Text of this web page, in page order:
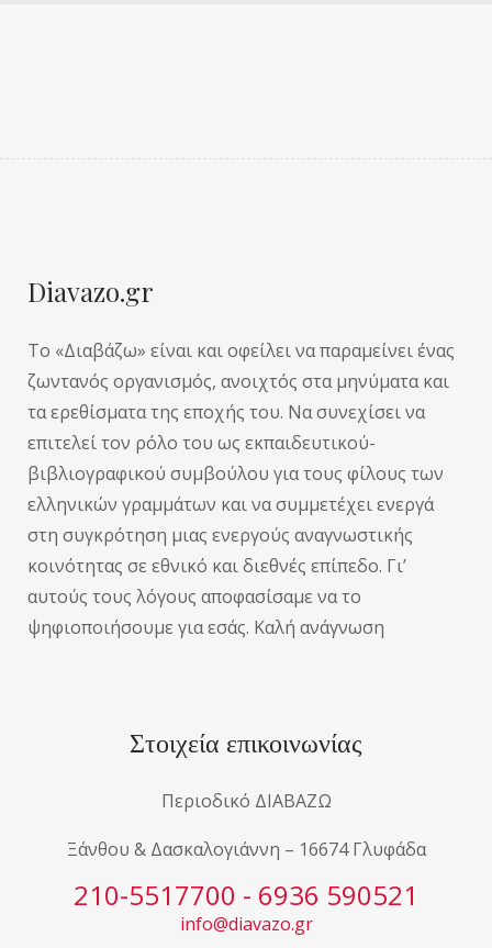
Diavazo.gr
Το «Διαβάζω» είναι και οφείλει να παραμείνει ένας
ζωντανός οργανισμός, ανοιχτός στα μηνύματα και
τα ερεθίσματα της εποχής του. Να συνεχίσει να
επιτελεί τον ρόλο του ως εκπαιδευτικού-
βιβλιογραφικού συμβούλου για τους φίλους των
ελληνικών γραμμάτων και να συμμετέχει ενεργά
στη συγκρότηση μιας ενεργούς αναγνωστικής
κοινότητας σε εθνικό και διεθνές επίπεδο. Γι’
αυτούς τους λόγους αποφασίσαμε να το
ψηφιοποιήσουμε για εσάς. Καλή ανάγνωση
Στοιχεία επικοινωνίας
Περιοδικό ΔΙΑΒΑΖΩ
Ξάνθου & Δασκαλογιάννη – 16674 Γλυφάδα
210-5517700 - 6936 590521
info@diavazo.gr